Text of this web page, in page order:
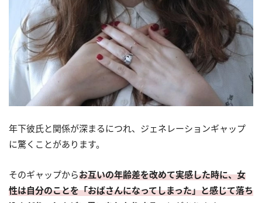
年下彼氏と関係が深まるにつれ、ジェネレーションギャップ
に驚くことがあります。
そのギャップからお互いの年齢差を改めて実感した時に、女
性は自分のことを「おばさんになってしまった」と感じて落ち